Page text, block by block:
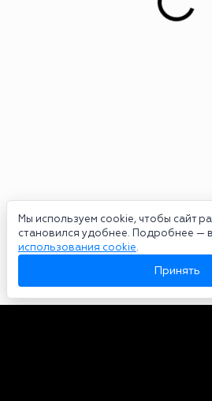
Мы используем cookie, чтобы сайт
становился удобнее. Подробнее — в
использования cookie.
Принять